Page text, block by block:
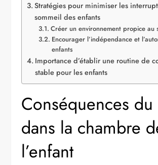
Stratégies pour minimiser les
sommeil des enfants
Créer un environnement propice au
Encourager l’indépendance et
enfants
Importance d’établir une routine de
stable pour les enfants
Conséquences
dans la chambre
l’enfant